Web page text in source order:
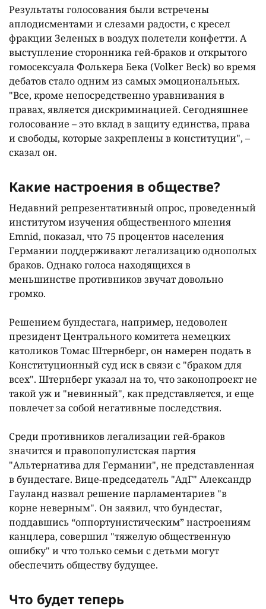
Результаты голосования были встречены
аплодисментами и слезами радости, с кресел
фракции Зеленых в воздух полетели конфетти. А
выступление сторонника гей-браков и открытого
гомосексуала Фолькера Бека (Volker Beck) во время
дебатов стало одним из самых эмоциональных.
"Все, кроме непосредственно уравнивания в
правах, является дискриминацией. Сегодняшнее
голосование – это вклад в защиту единства, права
и свободы, которые закреплены в конституции", –
сказал он.
Какие настроения в обществе?
Недавний репрезентативный опрос, проведенный
институтом изучения общественного мнения
Emnid, показал, что 75 процентов населения
Германии поддерживают легализацию однополых
браков. Однако голоса находящихся в
меньшинстве противников звучат довольно
громко.
Решением бундестага, например, недоволен
президент Центрального комитета немецких
католиков Томас Штернберг, он намерен подать в
Конституционный суд иск в связи с "браком для
всех". Штернберг указал на то, что законопроект не
такой уж и "невинный", как представляется, и еще
повлечет за собой негативные последствия.
Среди противников легализации гей-браков
значится и правопопулистская партия
"Альтернатива для Германии", не представленная
в бундестаге. Вице-председатель "АдГ" Александр
Гауланд назвал решение парламентариев "в
корне неверным". Он заявил, что бундестаг,
поддавшись “оппортунистическим” настроениям
канцлера, совершил "тяжелую общественную
ошибку" и что только семьи с детьми могут
обеспечить обществу будущее.
Что будет теперь